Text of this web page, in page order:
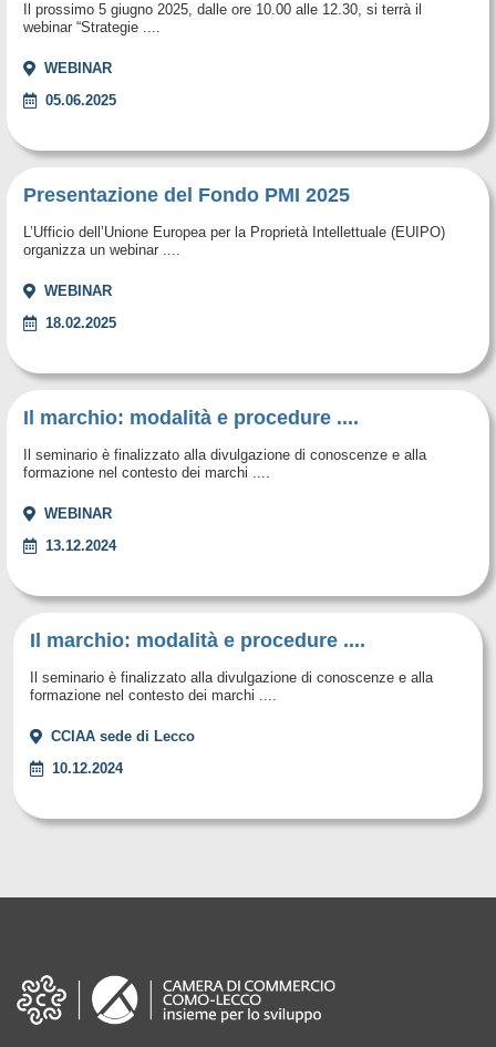
Il prossimo 5 giugno 2025, dalle ore 10.00 alle 12.30, si terrà il
webinar “Strategie ....
WEBINAR
05.06.2025
Presentazione del Fondo PMI 2025
L’Ufficio dell’Unione Europea per la Proprietà Intellettuale (EUIPO)
organizza un webinar ....
WEBINAR
18.02.2025
Il marchio: modalità e procedure ....
Il seminario è finalizzato alla divulgazione di conoscenze e alla
formazione nel contesto dei marchi ....
WEBINAR
13.12.2024
Il marchio: modalità e procedure ....
Il seminario è finalizzato alla divulgazione di conoscenze e alla
formazione nel contesto dei marchi ....
CCIAA sede di Lecco
10.12.2024